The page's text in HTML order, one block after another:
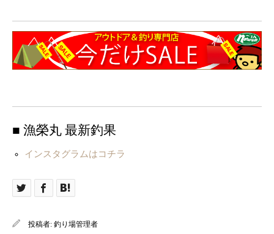
■ 漁榮丸 最新釣果
インスタグラムはコチラ
投稿者: 釣り場管理者